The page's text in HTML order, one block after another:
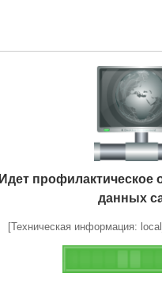
Идет профилактическое
данных
[Техническая информация: